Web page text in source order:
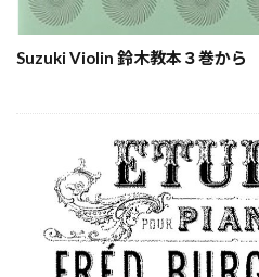
Suzuki Violin 鈴木教本３巻か